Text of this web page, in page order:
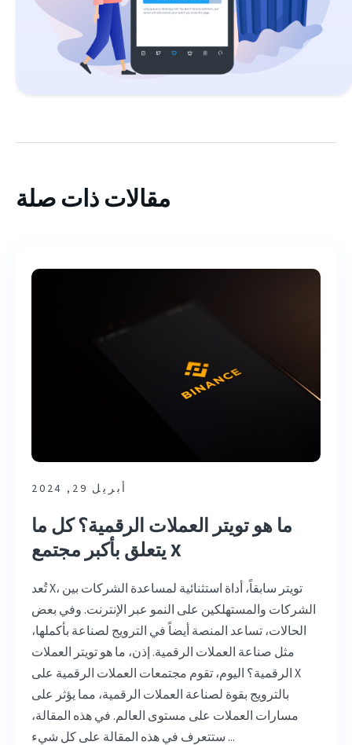
مقالات ذات صلة
أبريل 29, 2024
ما هو تويتر العملات الرقمية؟ كل ما
يتعلق بأكبر مجتمع X
تُعد X، تويتر سابقاً، أداة استثنائية لمساعدة الشركات بين
الشركات والمستهلكين على النمو عبر الإنترنت. وفي بعض
الحالات، تساعد المنصة أيضاً في الترويج لصناعة بأكملها،
مثل صناعة العملات الرقمية. إذن، ما هو تويتر العملات
الرقمية؟ اليوم، تقوم مجتمعات العملات الرقمية على X
بالترويج بقوة لصناعة العملات الرقمية، مما يؤثر على
مسارات العملات على مستوى العالم. في هذه المقالة،
ستتعرف في هذه المقالة على كل شيء ...